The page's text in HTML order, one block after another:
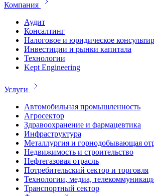
Компания
Аудит
Консалтинг
Налоговое и юридическое
Инвестиции и рынки капитала
Технологии
Kept Engineering
Услуги
Автомобильная промышленность
Агросектор
Здравоохранение и фармацевтика
Инфраструктура
Металлургия и горнодобывающая
Недвижимость и строительство
Нефтегазовая отрасль
Потребительский сектор и торговля
Технологии, медиа,
Транспортный сектор